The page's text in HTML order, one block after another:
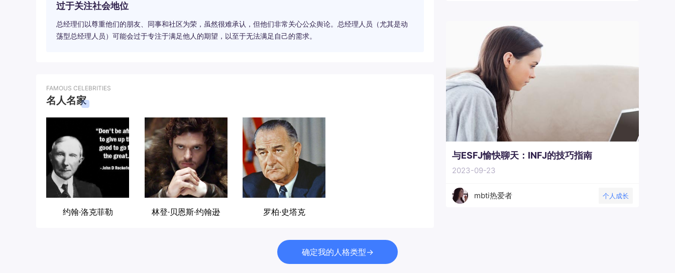
过于关注社会地位
总经理们以尊重他们的朋友、同事和社区为荣，虽然很难承认，但他们非常关心公众舆论。总经理人员（尤其是动
荡型总经理人员）可能会过于专注于满足他人的期望，以至于无法满足自己的需求。
FAMOUS CELEBRITIES
名人名家
约翰·洛克菲勒 林登·贝恩斯·约翰逊 罗柏·史塔克
与ESFJ愉快聊天：INFJ的技巧指南
2023-09-23
mbti热爱者 个人成长
确定我的人格类型→